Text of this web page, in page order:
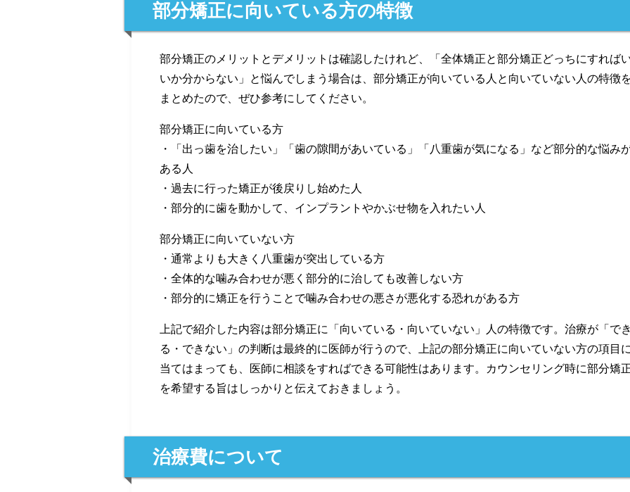
部分矯正に向いている方の特徴
部分矯正のメリットとデメリットは確認したけれど、「全体矯正と部分矯正どっちにすれば
いか分からない」と悩んでしまう場合は、部分矯正が向いている人と向いていない人の特徴
まとめたので、ぜひ参考にしてください。
部分矯正に向いている方
・「出っ歯を治したい」「歯の隙間があいている」「八重歯が気になる」など部分的な悩み
ある人
・過去に行った矯正が後戻りし始めた人
・部分的に歯を動かして、インプラントやかぶせ物を入れたい人
部分矯正に向いていない方
・通常よりも大きく八重歯が突出している方
・全体的な噛み合わせが悪く部分的に治しても改善しない方
・部分的に矯正を行うことで噛み合わせの悪さが悪化する恐れがある方
上記で紹介した内容は部分矯正に「向いている・向いていない」人の特徴です。治療が「でき
る・できない」の判断は最終的に医師が行うので、上記の部分矯正に向いていない方の項目に
当てはまっても、医師に相談をすればできる可能性はあります。カウンセリング時に部分矯
を希望する旨はしっかりと伝えておきましょう。
治療費について